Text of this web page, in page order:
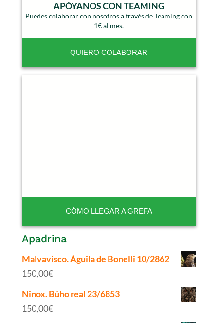
APÓYANOS CON TEAMING
Puedes colaborar con nosotros a través de Teaming con
1€ al mes.
QUIERO COLABORAR
CÓMO LLEGAR A GREFA
Apadrina
Malvavisco. Águila de Bonelli 10/2862
150,00€
Ninox. Búho real 23/6853
150,00€